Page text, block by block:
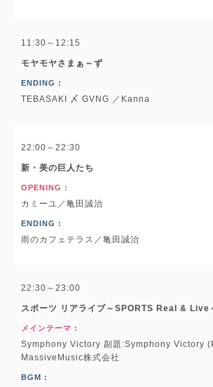
11:30～12:15
モヤモヤさまぁ～ず
ENDING :
TEBASAKI 〆 GVNG ／Kanna
22:00～22:30
新・美の巨人たち
OPENING :
カミーユ／亀田誠治
ENDING :
雨のカフェテラス／亀田誠治
22:30～23:00
スポーツ リアライブ～SPORTS Real & Live
メインテーマ :
Symphony Victory 副題:Symphony Victory
MassiveMusic株式会社
BGM :